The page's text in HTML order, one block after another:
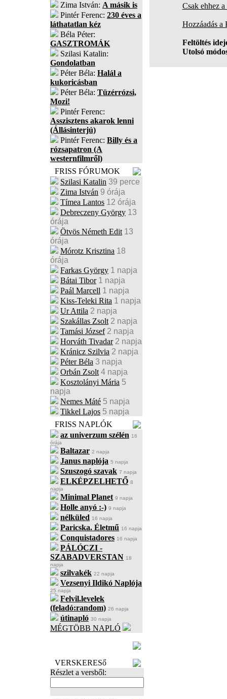
Zima István: A másik is
Pintér Ferenc: 230 éves a
láthatatlan kéz
Béla Péter:
GASZTROMÁK
Szilasi Katalin:
Gondolatban
Péter Béla: Halál a
kukoricásban
Péter Béla: Tüzérrózsi,
Mozi!
Pintér Ferenc:
Asszisztens akarok lenni
(Állásinterjú)
Pintér Ferenc: Billy és a
rózsapatron (A
westernfilmről)
FRISS FÓRUMOK
Szilasi Katalin 39 perce
Zima István 9 órája
Tímea Lantos 12 órája
Debreczeny György 13
órája
Ötvös Németh Edit 13
órája
Mórotz Krisztina 18
órája
Farkas György 1 napja
Bátai Tibor 1 napja
Paál Marcell 1 napja
Kiss-Teleki Rita 1 napja
Ur Attila 2 napja
Szakállas Zsolt 2 napja
Tamási József 2 napja
Horváth Tivadar 2 napja
Kránicz Szilvia 2 napja
Péter Béla 3 napja
Orbán Zsolt 4 napja
Kosztolányi Mária 5
napja
Nemes Máté 5 napja
Tikkel Lajos 5 napja
FRISS NAPLÓK
az univerzum szélén 16
órája
Baltazar 2 napja
Janus naplója 5 napja
Szuszogó szavak 7 napja
ELKÉPZELHETŐ 8
napja
Minimal Planet 9 napja
Holle anyó :-) 9 napja
nélküled 16 napja
Paricska. Életmű 16 napja
Conquistadores 16 napja
PÁLÓCZI -
SZABADVERSTAN 18
napja
szilvakék 22 napja
Vezsenyi Ildikó Naplója
25 napja
Felvil.levelek
(feladó:random) 26 napja
útinapló 30 napja
MÉGTÖBB NAPLÓ
VERSKERESő
Részlet a versből:
Csak ehhez
Hozzáadás
Feltöltés
Utolsó